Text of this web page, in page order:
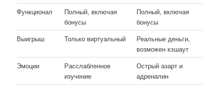
Функционал
Полный, включая
бонусы
Полный, включая
бонусы
Выигрыш
Только виртуальный
Реальные деньги,
возможен кэшаут
Эмоции
Расслабленное
изучение
Острый азарт и
адреналин